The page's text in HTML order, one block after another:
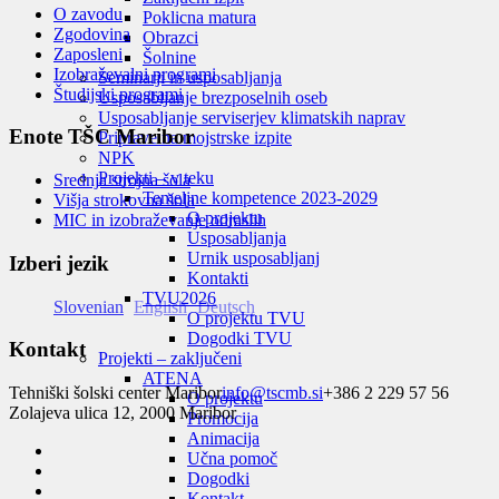
Poklicna matura
Obrazci
Šolnine
Seminarji in usposabljanja
Usposabljanje brezposelnih oseb
Usposabljanje serviserjev klimatskih naprav
Priprave na mojstrske izpite
NPK
Projekti – v teku
Temeljne kompetence 2023-2029
O projektu
Usposabljanja
Urnik usposabljanj
Kontakti
TVU2026
O projektu TVU
Dogodki TVU
Projekti – zaključeni
ATENA
O projektu
Promocija
Animacija
Učna pomoč
Dogodki
O zavodu
Zgodovina
Zaposleni
Izobraževalni programi
Študijski programi
Enote TŠC Maribor
Srednja strojna šola
Višja strokovna šola
MIC in izobraževanje odraslih
Izberi jezik
Slovenian English Deutsch
Kontakt
Tehniški šolski center Mariborinfo@tscmb.si+386 2 229 57 56
Zolajeva ulica 12, 2000 Maribor